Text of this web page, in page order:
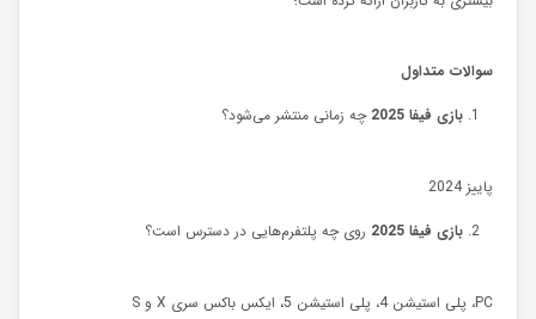
سوالات متداول
بازی فیفا 2025
چه زمانی منتشر می‌شود؟
پاییز 2024
بازی فیفا 2025
روی چه پلتفرم‌هایی در دسترس است؟
PC، پلی استیشن 4، پلی استیشن 5، ایکس باکس سری X و S